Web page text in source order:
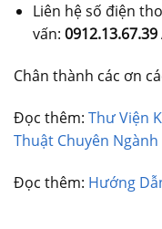
Liên hệ số điện
vấn:
Chân thành các ơn
Đọc thêm: Thư Viện
Thuật Chuyên Ngành
Đọc thêm: Hướng